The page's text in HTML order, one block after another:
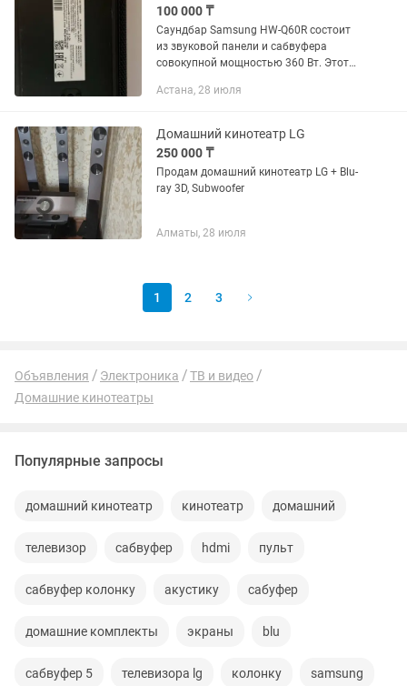
100 000 ₸
Саундбар Samsung HW-Q60R состоит
из звуковой панели и сабвуфера
совокупной мощностью 360 Вт. Этот
предавать очень громкий звук в
Астана, 28 июля
Домашний кинотеатр LG
250 000 ₸
Продам домашний кинотеатр LG + Blu-
ray 3D, Subwoofer
Алматы, 28 июля
1 2 3
Объявления Электроника
ТВ и видео
Домашние кинотеатры
Популярные запросы
домашний кинотеатр кинотеатр домашний
телевизор сабвуфер hdmi пульт
сабвуфер колонку акустику сабуфер
домашние комплекты экраны blu
сабвуфер 5 телевизора lg колонку samsung